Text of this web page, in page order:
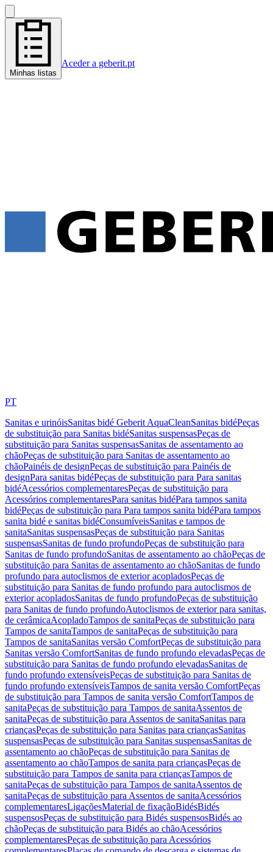
Minhas listas
Aceder a geberit.pt
PT
Sanitas e urinóisSanitas bidé Geberit AquaCleanSanitas bidéPeças
de substituição para Sanitas bidéSanitas suspensasPeças de
substituição para Sanitas suspensasSanitas de assentamento ao
chãoPeças de substituição para Sanitas de assentamento ao
chãoPainéis de designPeças de substituição para Painéis de
designPara sanitas bidéPeças de substituição para Para sanitas
bidéAcessórios complementaresPeças de substituição para
Acessórios complementaresPara sanitas bidéPara tampos sanita
bidéPeças de substituição para Para tampos sanita bidéPara tampos
sanita bidé e sanitas bidéConsumíveisSanitas e tampos de
sanitaSanitas suspensasPeças de substituição para Sanitas
suspensasSanitas de fundo profundoPeças de substituição para
Sanitas de fundo profundoSanitas de assentamento ao chãoPeças de
substituição para Sanitas de assentamento ao chãoSanitas de fundo
profundo para autoclismos de exterior acopladosPeças de
substituição para Sanitas de fundo profundo para autoclismos de
exterior acopladosSanitas de fundo profundoPeças de substituição
para Sanitas de fundo profundoAutoclismos de exterior para sanitas,
de cerâmicaAcopladoTampos de sanitaPeças de substituição para
Tampos de sanitaTampos de sanitaPeças de substituição para
Tampos de sanitaSanitas versão ComfortPeças de substituição para
Sanitas versão ComfortSanitas de fundo profundo elevadasPeças de
substituição para Sanitas de fundo profundo elevadasSanitas de
fundo profundo extensíveisPeças de substituição para Sanitas de
fundo profundo extensíveisTampos de sanita versão ComfortPeças
de substituição para Tampos de sanita versão ComfortTampos de
sanitaPeças de substituição para Tampos de sanitaAssentos de
sanitaPeças de substituição para Assentos de sanitaSanitas para
criançasPeças de substituição para Sanitas para criançasSanitas
suspensasPeças de substituição para Sanitas suspensasSanitas de
assentamento ao chãoPeças de substituição para Sanitas de
assentamento ao chãoTampos de sanita para criançasPeças de
substituição para Tampos de sanita para criançasTampos de
sanitaPeças de substituição para Tampos de sanitaAssentos de
sanitaPeças de substituição para Assentos de sanitaAcessórios
complementaresLigaçõesMaterial de fixaçãoBidésBidés
suspensosPeças de substituição para Bidés suspensosBidés ao
chãoPeças de substituição para Bidés ao chãoAcessórios
complementaresPeças de substituição para Acessórios